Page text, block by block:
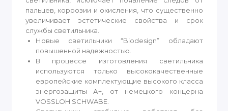
пальцев, коррозии и окисления, что существенно
увеличивает эстетические свойства и срок
службы светильника.
Новые светильники “Biodesign” обладают
повышенной надежностью.
В процессе изготовления светильника
используются только высококачественные
европейские комплектующие высокого класса
энергозащиты А+, от немецкого концерна
VOSSLOH SCHWABE.